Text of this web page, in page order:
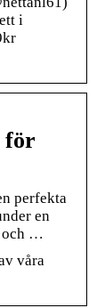
i
för
perfekta
en
och …
våra